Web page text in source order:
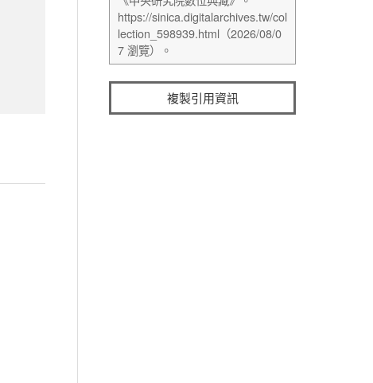
複製引用資訊